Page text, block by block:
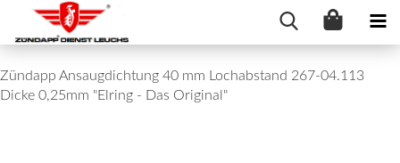
Zündapp Ansaugdichtung 40 mm Lochabstand 267-04.113
Dicke 0,25mm "Elring - Das Original"